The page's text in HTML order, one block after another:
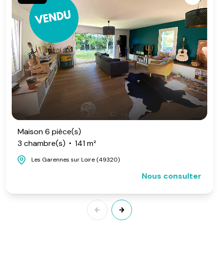
Maison 6 pièce(s)
3 chambre(s)
141 m²
Les Garennes sur Loire (49320)
Nous consulter